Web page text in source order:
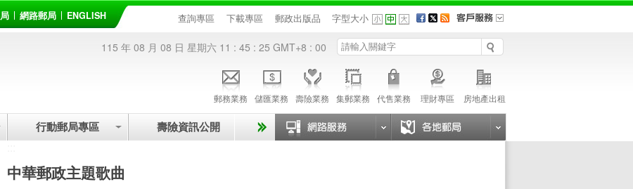
網路郵局 ENGLISH 查詢專區 下載專區 郵政出版品 字型大小
115 年 08 月 08 日 星期六 11 : 45 : 25 GMT+8 : 00
郵務業務 儲匯業務 壽險業務 集郵業務 代售業務 理財專區 房地產出租
行動郵局專區 壽險資訊公開
中華郵政主題歌曲